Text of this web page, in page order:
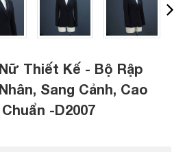
Thiết Kế - Bộ Rập
Sang Cảnh, Cao
-D2007
THÀNH
tư vấn trực tiếp 24/7: